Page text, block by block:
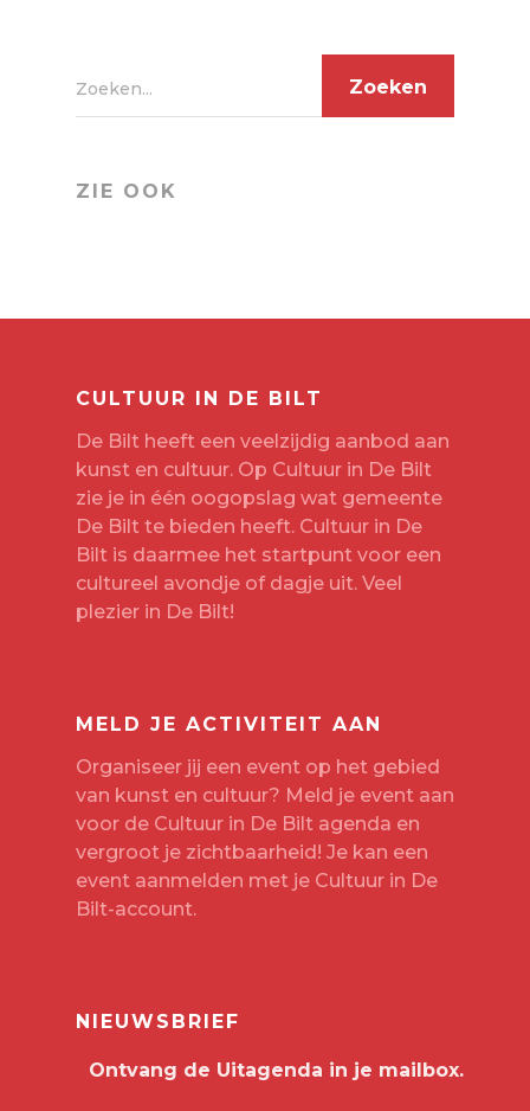
Zoeken...
ZIE OOK
CULTUUR IN DE BILT
De Bilt heeft een veelzijdig aanbod aan
kunst en cultuur. Op Cultuur in De Bilt
zie je in één oogopslag wat gemeente
De Bilt te bieden heeft. Cultuur in De
Bilt is daarmee het startpunt voor een
cultureel avondje of dagje uit. Veel
plezier in De Bilt!
MELD JE ACTIVITEIT AAN
Organiseer jij een event op het gebied
van kunst en cultuur? Meld je event aan
voor de Cultuur in De Bilt agenda en
vergroot je zichtbaarheid! Je kan een
event aanmelden met je Cultuur in De
Bilt-account.
NIEUWSBRIEF